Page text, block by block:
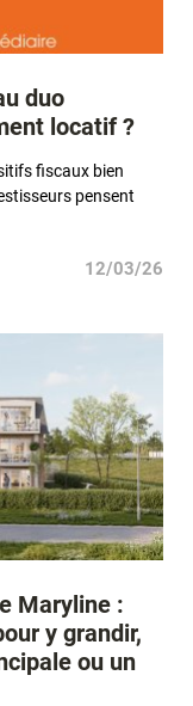
duo
locatif ?
fiscaux bien
pensent
12/03/26
Maryline :
y grandir,
ou un